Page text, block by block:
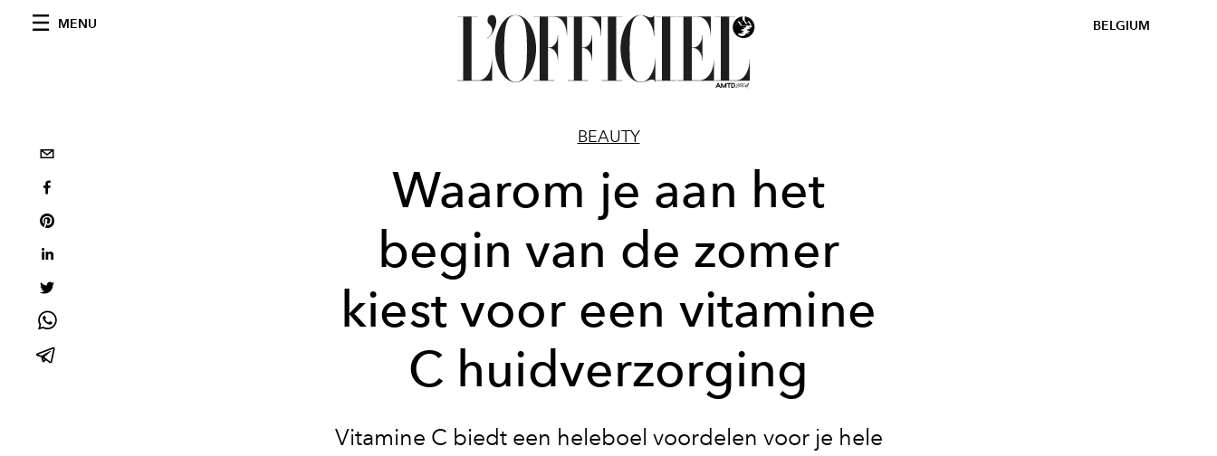
MENU BELGIUM
BEAUTY
Waarom je aan het
begin van de zomer
kiest voor een vitamine
C huidverzorging
Vitamine C biedt een heleboel voordelen voor je hele